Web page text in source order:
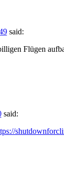
said:
Flügen
said: